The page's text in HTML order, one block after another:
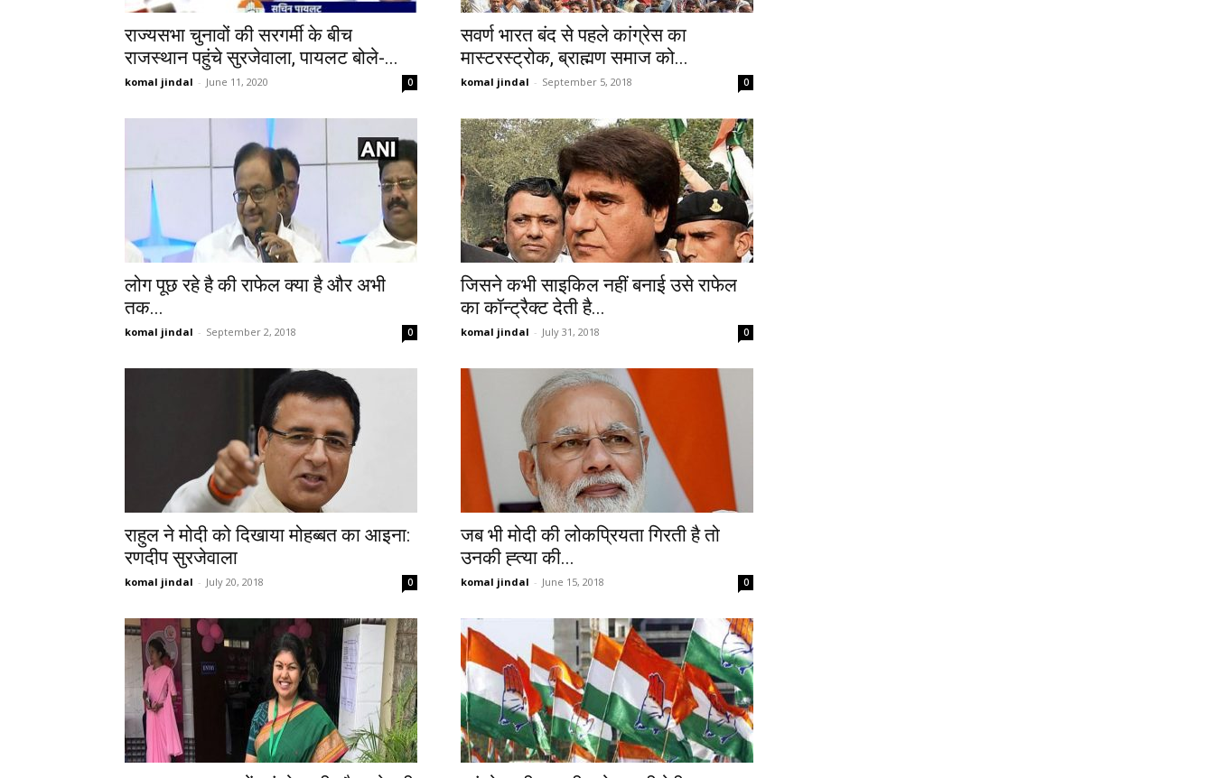
राज्यसभा चुनावों की सरगर्मी के बीच
राजस्थान पहुंचे सुरजेवाला, पायलट बोले-...
komal jindal - June 11, 2020 0
सवर्ण भारत बंद से पहले कांग्रेस का
मास्टरस्ट्रोक, ब्राह्मण समाज को...
komal jindal - September 5, 2018 0
लोग पूछ रहे है की राफेल क्या है और अभी
तक...
komal jindal - September 2, 2018 0
जिसने कभी साइकिल नहीं बनाई उसे राफेल
का कॉन्ट्रैक्ट देती है...
komal jindal - July 31, 2018 0
राहुल ने मोदी को दिखाया मोहब्बत का आइना:
रणदीप सुरजेवाला
komal jindal - July 20, 2018 0
जब भी मोदी की लोकप्रियता गिरती है तो
उनकी ह्त्या की...
komal jindal - June 15, 2018 0